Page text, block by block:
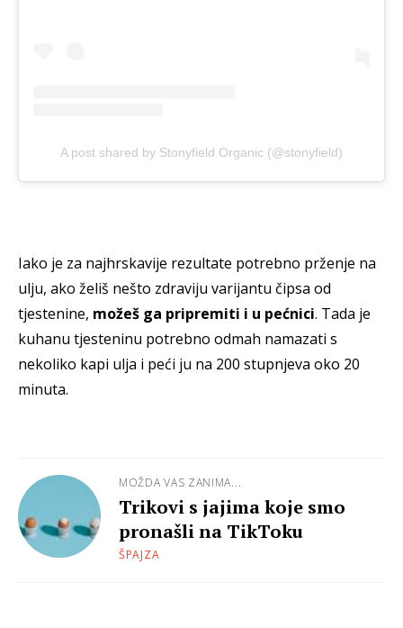
A post shared by Stonyfield Organic (@stonyfield)
Iako je za najhrskavije rezultate potrebno prženje na
ulju, ako želiš nešto zdraviju varijantu čipsa od
tjestenine, možeš ga pripremiti i u pećnici. Tada je
kuhanu tjesteninu potrebno odmah namazati s
nekoliko kapi ulja i peći ju na 200 stupnjeva oko 20
minuta.
MOŽDA VAS ZANIMA...
Trikovi s jajima koje smo
pronašli na TikToku
ŠPAJZA